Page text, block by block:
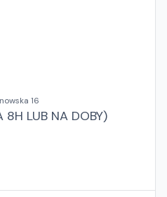
16
LUB NA DOBY)